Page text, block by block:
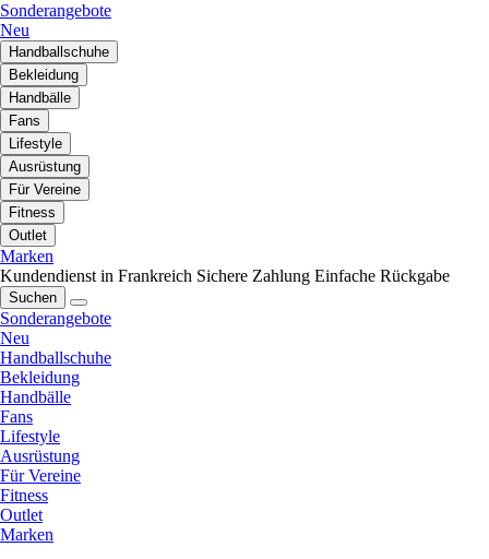
Sonderangebote
Neu
Handballschuhe
Bekleidung
Handbälle
Fans
Lifestyle
Ausrüstung
Für Vereine
Fitness
Outlet
Marken
Kundendienst in Frankreich Sichere Zahlung Einfache Rückgabe
Suchen
Sonderangebote
Neu
Handballschuhe
Bekleidung
Handbälle
Fans
Lifestyle
Ausrüstung
Für Vereine
Fitness
Outlet
Marken